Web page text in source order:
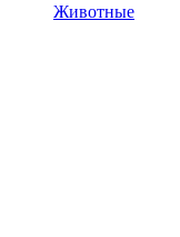
Животные